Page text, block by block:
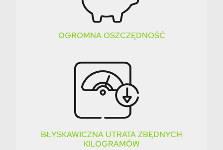
OGROMNA OSZCZĘDNOŚĆ
BŁYSKAWICZNA UTRATA ZBĘDNYCH
KILOGRAMÓW